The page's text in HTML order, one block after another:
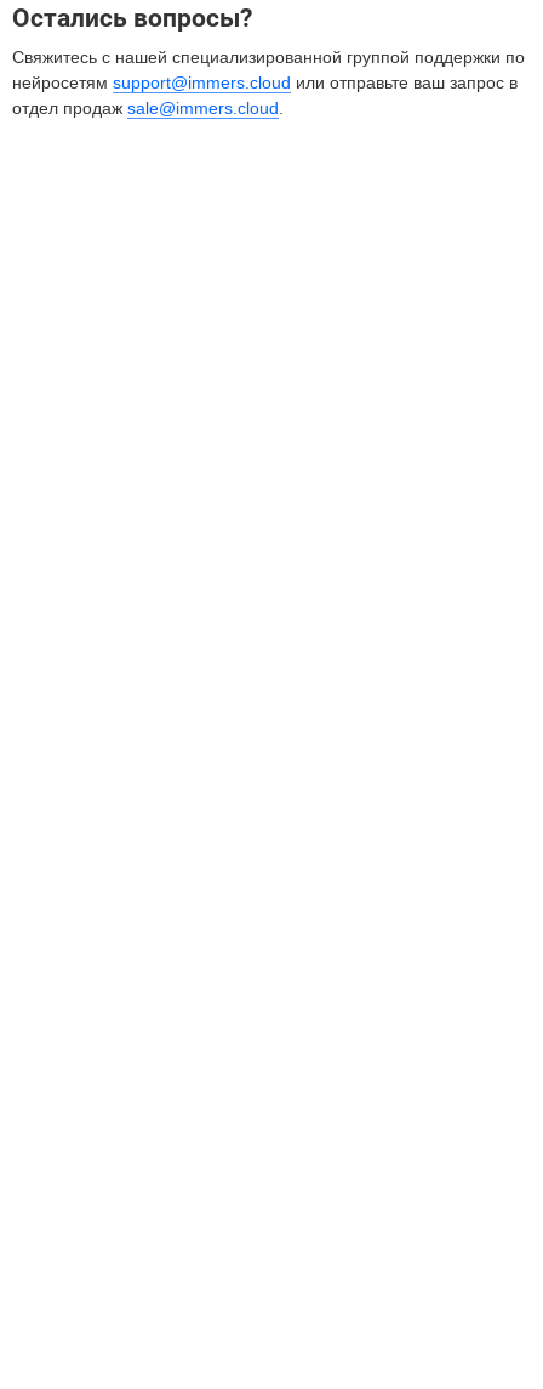
Остались вопросы?
Свяжитесь с нашей специализированной группой поддержки по
нейросетям support@immers.cloud или отправьте ваш запрос в
отдел продаж sale@immers.cloud